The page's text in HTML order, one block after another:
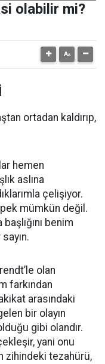
olabilir mi?
ortadan kaldırıp,
hemen
aslına
çelişiyor.
mümkün değil.
benim
olan
farkından
arasındaki
bir olayın
gibi olandır.
yani onu
zihindeki tezahürü,